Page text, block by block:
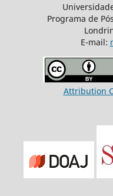
Programa de
E-mail:
Attribution